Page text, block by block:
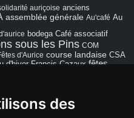
des
auriçoise anciens
assemblée générale Au'café Au
bodega Café associatif
sous les Pins COM
d'Aurice course landaise CSA
d'hiver Francis Cazaux fêtes
d'aurice Souprosse